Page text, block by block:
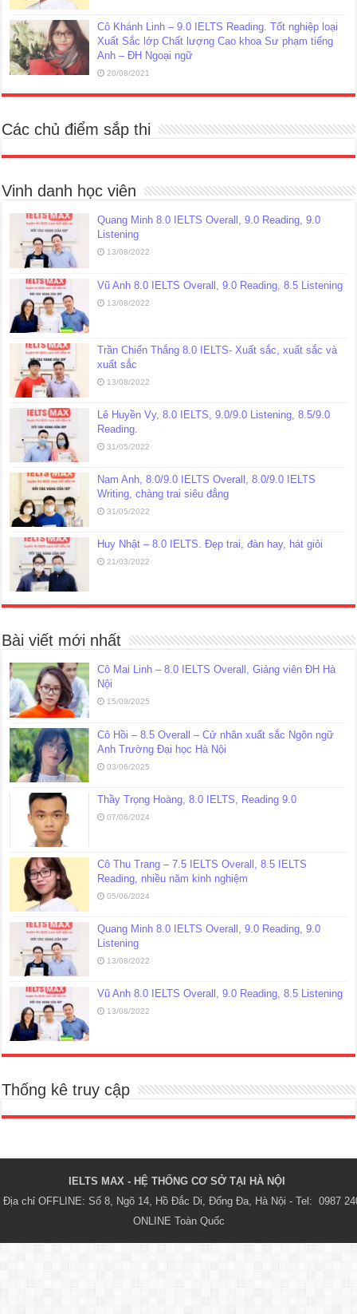
Cô Khánh Linh – 9.0 IELTS Reading. Tốt nghiệp loại
Xuất Sắc lớp Chất lượng Cao khoa Sư phạm tiếng
Anh – ĐH Ngoại ngữ
20/08/2021
Các chủ điểm sắp thi
Vinh danh học viên
Quang Minh 8.0 IELTS Overall, 9.0 Reading, 9.0
Listening
13/08/2022
Vũ Anh 8.0 IELTS Overall, 9.0 Reading, 8.5 Listening
13/08/2022
Trần Chiến Thắng 8.0 IELTS- Xuất sắc, xuất sắc và
xuất sắc
13/08/2022
Lê Huyền Vy, 8.0 IELTS, 9.0/9.0 Listening, 8.5/9.0
Reading.
31/05/2022
Nam Anh, 8.0/9.0 IELTS Overall, 8.0/9.0 IELTS
Writing, chàng trai siêu đẳng
31/05/2022
Huy Nhật – 8.0 IELTS. Đẹp trai, đàn hay, hát giỏi
21/03/2022
Bài viết mới nhất
Cô Mai Linh – 8.0 IELTS Overall, Giảng viên ĐH Hà
Nội
15/09/2025
Cô Hồi – 8.5 Overall – Cử nhân xuất sắc Ngôn ngữ
Anh Trường Đại học Hà Nội
03/06/2025
Thầy Trọng Hoàng, 8.0 IELTS, Reading 9.0
07/06/2024
Cô Thu Trang – 7.5 IELTS Overall, 8.5 IELTS
Reading, nhiều năm kinh nghiệm
05/06/2024
Quang Minh 8.0 IELTS Overall, 9.0 Reading, 9.0
Listening
13/08/2022
Vũ Anh 8.0 IELTS Overall, 9.0 Reading, 8.5 Listening
13/08/2022
Thống kê truy cập
IELTS MAX - HỆ THỐNG CƠ SỞ TẠI HÀ NỘI
Địa chỉ OFFLINE: Số 8, Ngõ 14, Hồ Đắc Di, Đống Đa, Hà Nội - Tel:  0987